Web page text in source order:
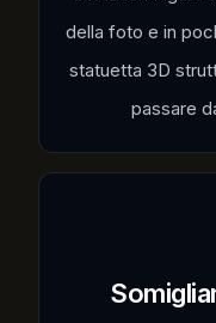
della foto e in
statuetta 3D
passare